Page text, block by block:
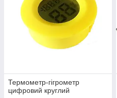
Термометр-гігрометр
цифровий круглий